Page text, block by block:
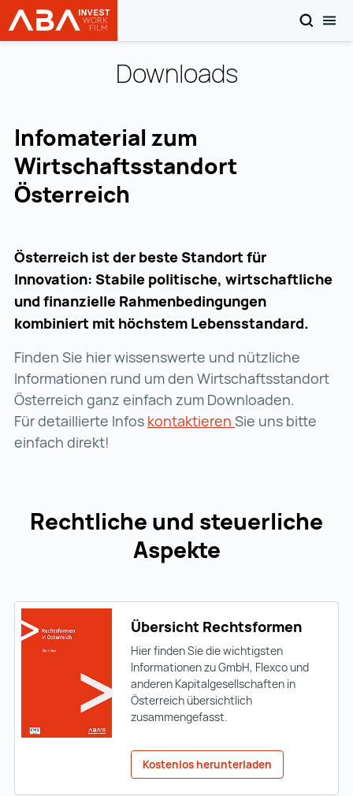
Startseite | INVEST in AUSTRIA
SUCHEN
Downloads
Infomaterial zum
Wirtschaftsstandort
Österreich
Österreich ist der beste Standort für
Innovation: Stabile politische, wirtschaftliche
und finanzielle Rahmenbedingungen
kombiniert mit höchstem Lebensstandard.
Finden Sie hier wissenswerte und nützliche
Informationen rund um den Wirtschaftsstandort
Österreich ganz einfach zum Downloaden.
Für detaillierte Infos kontaktieren Sie uns bitte
einfach direkt!
Rechtliche und steuerliche
Aspekte
Übersicht Rechtsformen
Hier finden Sie die wichtigsten
Informationen zu GmbH, Flexco und
anderen Kapitalgesellschaften in
Österreich übersichtlich
zusammengefasst.
Kostenlos herunterladen